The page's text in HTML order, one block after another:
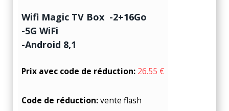
Wifi Magic TV Box -2+16Go
-5G WiFi
-Android 8,1
Prix avec code de réduction: 26.55 €
Code de réduction:vente flash